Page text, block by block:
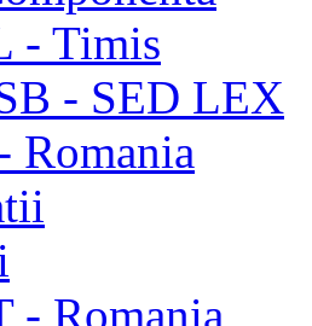
- Timis
- SED LEX
Romania
- Romania